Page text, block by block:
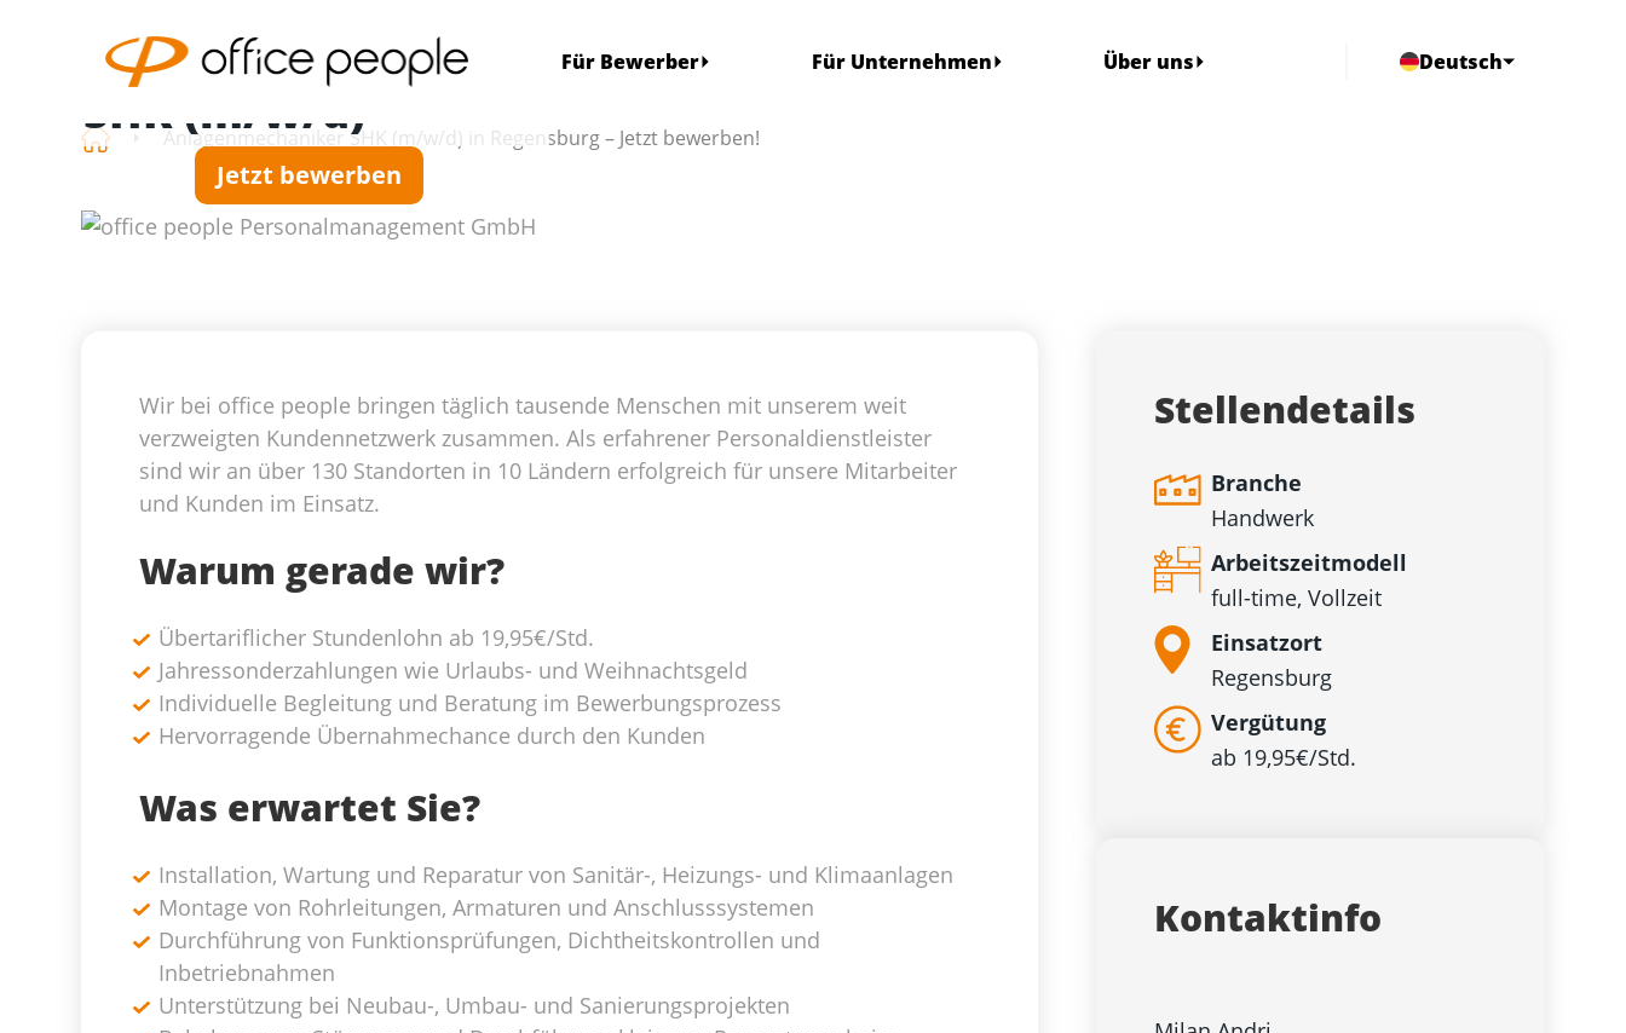
Für Bewerber Für Unternehmen Über uns Deutsch
Anlagenmechaniker SHK (m/w/d) in Regensburg – Jetzt bewerben!
Anlagenmechaniker
SHK (m/w/d)
Jetzt bewerben
Wir bei office people bringen täglich tausende Menschen mit unserem weit
verzweigten Kundennetzwerk zusammen. Als erfahrener Personaldienstleister
sind wir an über 130 Standorten in 10 Ländern erfolgreich für unsere Mitarbeiter
und Kunden im Einsatz.
Warum gerade wir?
Übertariflicher Stundenlohn ab 19,95€/Std.
Jahressonderzahlungen wie Urlaubs- und Weihnachtsgeld
Individuelle Begleitung und Beratung im Bewerbungsprozess
Hervorragende Übernahmechance durch den Kunden
Was erwartet Sie?
Installation, Wartung und Reparatur von Sanitär-, Heizungs- und Klimaanlagen
Montage von Rohrleitungen, Armaturen und Anschlusssystemen
Durchführung von Funktionsprüfungen, Dichtheitskontrollen und
Inbetriebnahmen
Unterstützung bei Neubau-, Umbau- und Sanierungsprojekten
Stellendetails
Branche
Handwerk
Arbeitszeitmodell
full-time, Vollzeit
Einsatzort
Regensburg
Vergütung
ab 19,95€/Std.
Kontaktinfo